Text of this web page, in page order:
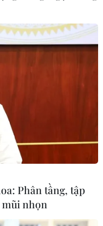
trí Quốc gia Hàn
giữ
Quốc đã bắt giữ
đầu Cơ quan Hưu trí
điều tra về vụ bê bối
hye.
Phân tầng, tập
nhọn